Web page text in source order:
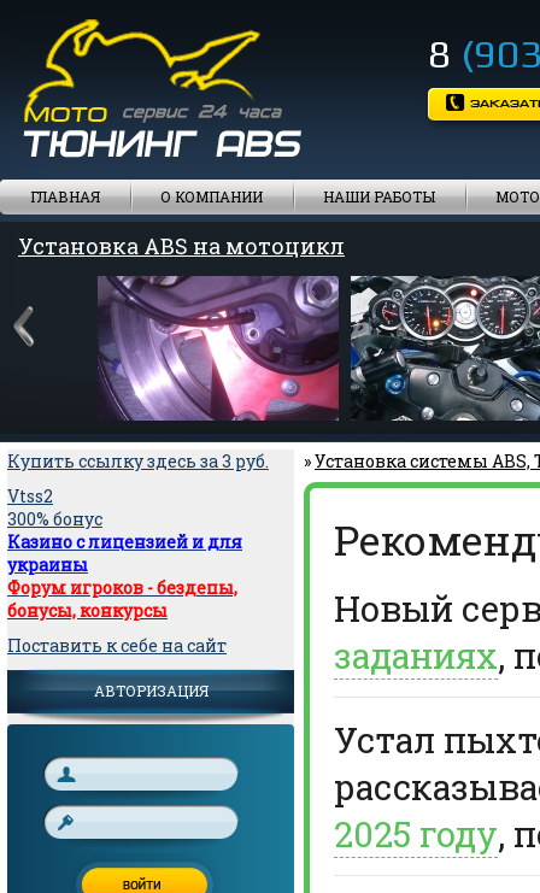
8
ГЛАВНАЯ О КОМПАНИИ НАШИ РАБОТЫ
Установка ABS на мотоцикл
Купить ссылку здесь за3 руб.
Vtss2
300% бонус
Казино с лицензией и для
украины
Форум игроков - бездепы,
бонусы, конкурсы
Поставить к себе на сайт
АВТОРИЗАЦИЯ
»Установка системы
Новый
заданиях,
Устал
2025 году,